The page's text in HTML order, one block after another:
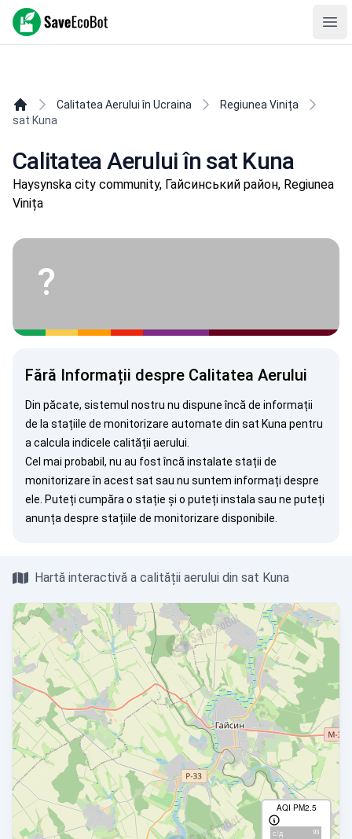
SaveEcoBot
Calitatea Aerului în Ucraina
Regiunea Vinița
sat Kuna
Calitatea Aerului în sat Kuna
Haysynska city community, Гайсинський район, Regiunea
Vinița
?
Fără Informații despre Calitatea Aerului
Din păcate, sistemul nostru nu dispune încă de informații
de la stațiile de monitorizare automate din sat Kuna pentru
a calcula indicele calității aerului.
Cel mai probabil, nu au fost încă instalate stații de
monitorizare în acest sat sau nu suntem informați despre
ele. Puteți cumpăra o stație și o puteți instala sau ne puteți
anunța despre stațiile de monitorizare disponibile.
Hartă interactivă a calității aerului din sat Kuna
AQI PM2.5
с/д 93